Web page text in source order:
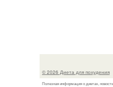
© 2026 Диета для похудения
Полезная информация о диетах,